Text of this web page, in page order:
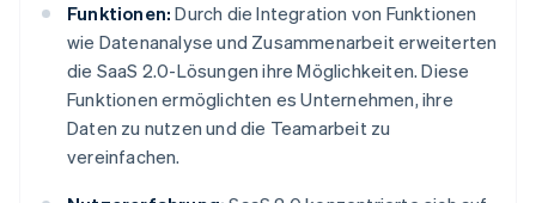
Funktionen: Durch die Integration von Funktionen
wie Datenanalyse und Zusammenarbeit erweiterten
die SaaS 2.0-Lösungen ihre Möglichkeiten. Diese
Funktionen ermöglichten es Unternehmen, ihre
Daten zu nutzen und die Teamarbeit zu
vereinfachen.